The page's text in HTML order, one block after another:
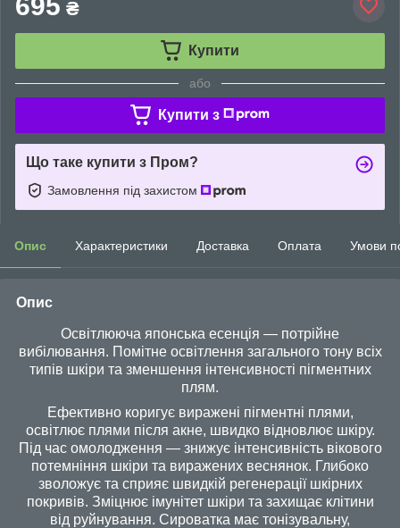
₴
Купити
або
Купити з
Що таке купити з Пром?
Замовлення під захистом
Опис Характеристики Доставка Оплата Умови
Опис
Освітлююча японська есенція — потрійне
вибілювання. Помітне освітлення загального тону всіх
типів шкіри та зменшення інтенсивності пігментних
плям.
Ефективно коригує виражені пігментні плями,
освітлює плями після акне, швидко відновлює шкіру.
Під час омолодження — знижує інтенсивність вікового
потемніння шкіри та виражених веснянок. Глибоко
зволожує та сприяє швидкій регенерації шкірних
покривів. Зміцнює імунітет шкіри та захищає клітини
від руйнування. Сироватка має тонізувальну,